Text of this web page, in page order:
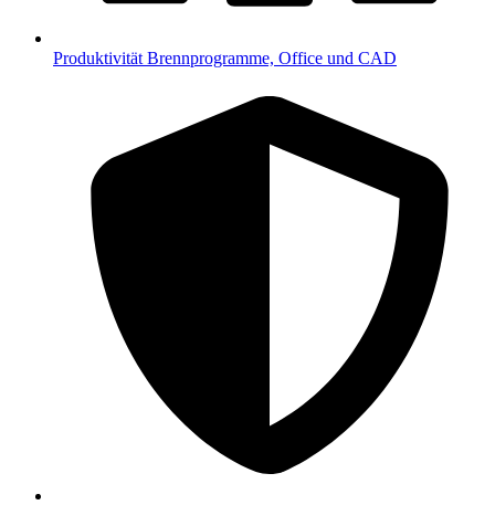
Produktivität Brennprogramme, Office und CAD